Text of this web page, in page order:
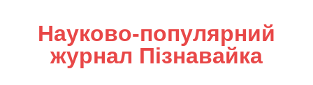
Науково-популярний
журнал Пізнавайка